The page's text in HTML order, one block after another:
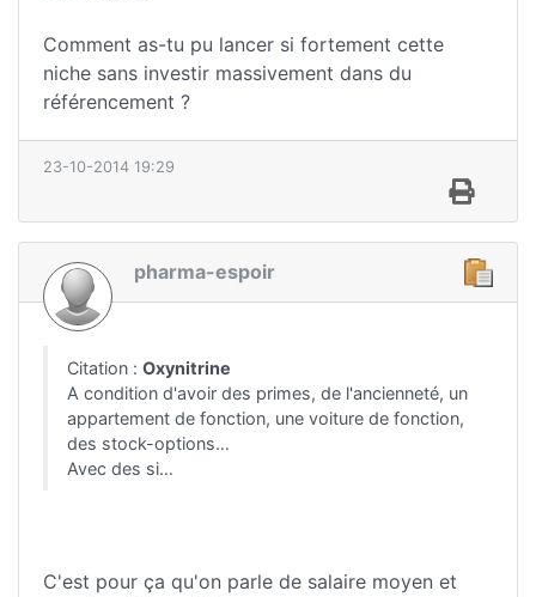
Comment as-tu pu lancer si fortement cette
niche sans investir massivement dans du
référencement ?
23-10-2014 19:29
pharma-espoir
Citation : Oxynitrine
A condition d'avoir des primes, de l'ancienneté, un
appartement de fonction, une voiture de fonction,
des stock-options…
Avec des si…
C'est pour ça qu'on parle de salaire moyen et